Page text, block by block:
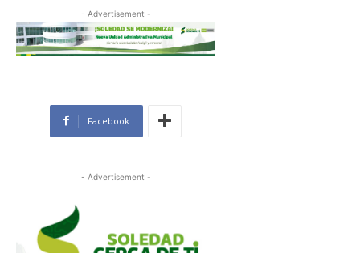
- Advertisement -
Facebook
- Advertisement -